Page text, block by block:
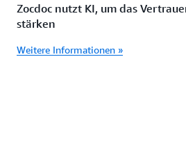
Zocdoc nutzt KI, um das
stärken
Weitere Informationen »